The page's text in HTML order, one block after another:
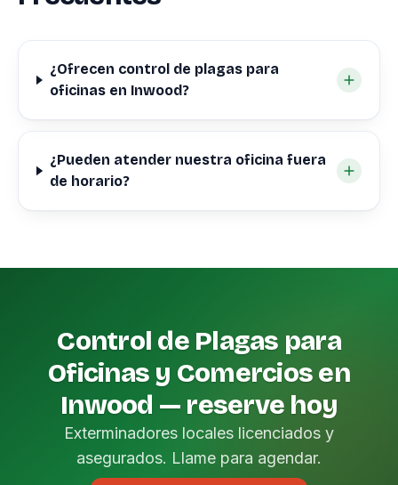
¿Ofrecen control de plagas para
oficinas en Inwood?
¿Pueden atender nuestra oficina fuera
de horario?
Control de Plagas para
Oficinas y Comercios en
Inwood — reserve hoy
Exterminadores locales licenciados y
asegurados. Llame para agendar.